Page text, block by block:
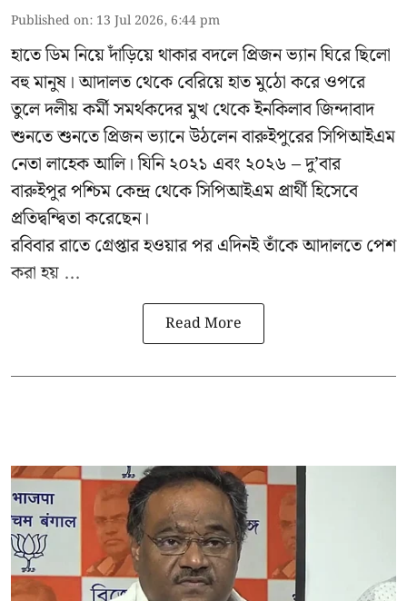
Published on: 13 Jul 2026, 6:44 pm
হাতে ডিম নিয়ে দাঁড়িয়ে থাকার বদলে প্রিজন ভ্যান ঘিরে ছিলো
বহু মানুষ। আদালত থেকে বেরিয়ে হাত মুঠো করে ওপরে
তুলে দলীয় কর্মী সমর্থকদের মুখ থেকে ইনকিলাব জিন্দাবাদ
শুনতে শুনতে প্রিজন ভ্যানে উঠলেন বারুইপুরের সিপিআইএম
নেতা লাহেক আলি। যিনি ২০২১ এবং ২০২৬ – দু’বার
বারুইপুর পশ্চিম কেন্দ্র থেকে সিপিআইএম প্রার্থী হিসেবে
প্রতিদ্বন্দ্বিতা করেছেন।
রবিবার রাতে গ্রেপ্তার হওয়ার পর এদিনই তাঁকে আদালতে পেশ
করা হয় ...
Read More